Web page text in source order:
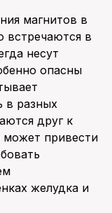
магнитов в
встречаются в
несут
опасны
в разных
друг к
может привести
желудка и